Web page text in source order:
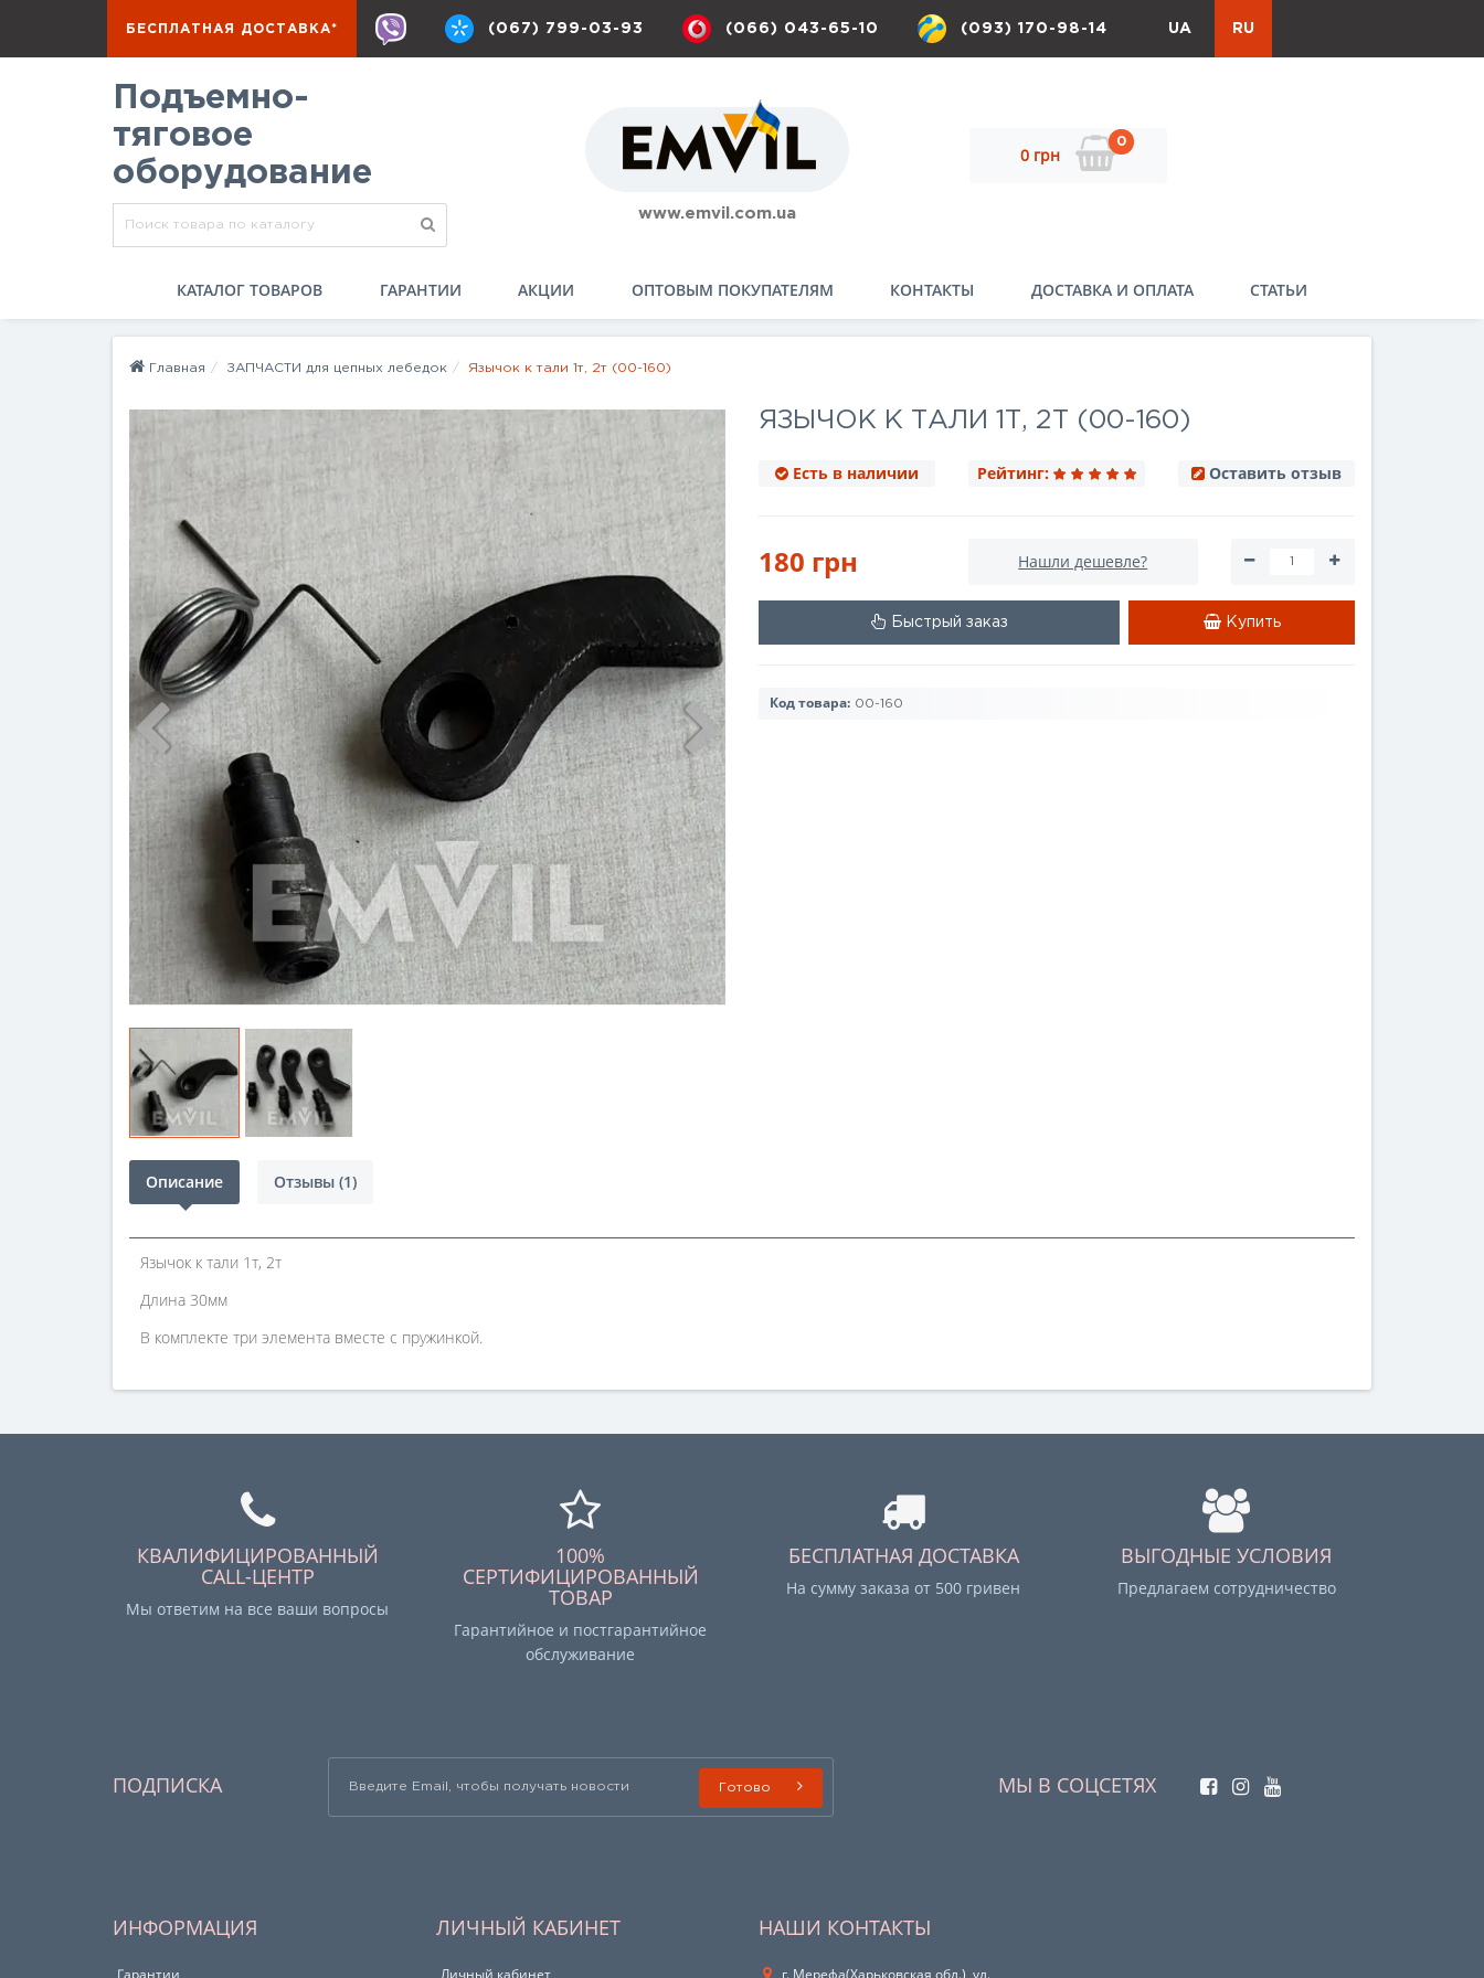
БЕСПЛАТНАЯ ДОСТАВКА* (067) 799-03-93 (066) 043-65-10 (093) 170-98-14 UA RU
Подъемно-
тяговое
оборудование
www.emvil.com.ua
0 грн
0
КАТАЛОГ ТОВАРОВ ГАРАНТИИ АКЦИИ ОПТОВЫМ ПОКУПАТЕЛЯМ КОНТАКТЫ ДОСТАВКА И ОПЛАТА СТАТЬИ
Главная ЗАПЧАСТИ для цепных лебедок Язычок к тали 1т, 2т (00-160)
ЯЗЫЧОК К ТАЛИ 1Т, 2Т (00-160)
Есть в наличии Рейтинг: Оставить отзыв
180 грн Нашли дешевле?
Быстрый заказ Купить
Код товара: 00-160
Описание Отзывы (1)
Язычок к тали 1т, 2т
Длина 30мм
В комплекте три элемента вместе с пружинкой.
КВАЛИФИЦИРОВАННЫЙ
CALL-ЦЕНТР
Мы ответим на все ваши вопросы
100%
СЕРТИФИЦИРОВАННЫЙ
ТОВАР
Гарантийное и постгарантийное
обслуживание
БЕСПЛАТНАЯ ДОСТАВКА
На сумму заказа от 500 гривен
ВЫГОДНЫЕ УСЛОВИЯ
Предлагаем сотрудничество
ПОДПИСКА Готово МЫ В СОЦСЕТЯХ
ИНФОРМАЦИЯ
Гарантии
ЛИЧНЫЙ КАБИНЕТ
Личный кабинет
НАШИ КОНТАКТЫ
г. Мерефа(Харьковская обл.), ул.